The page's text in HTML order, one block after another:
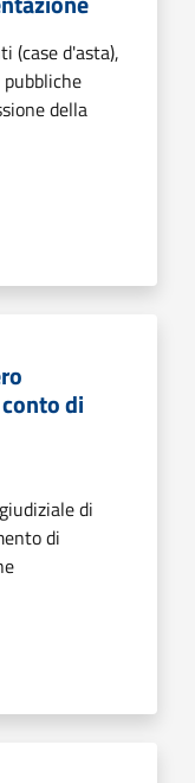
(case d'asta),
della
di
di
di